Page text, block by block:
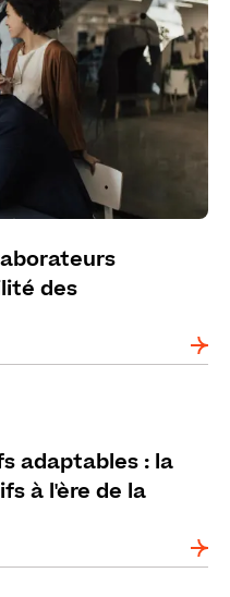
des
adaptables : la
à l'ère de la